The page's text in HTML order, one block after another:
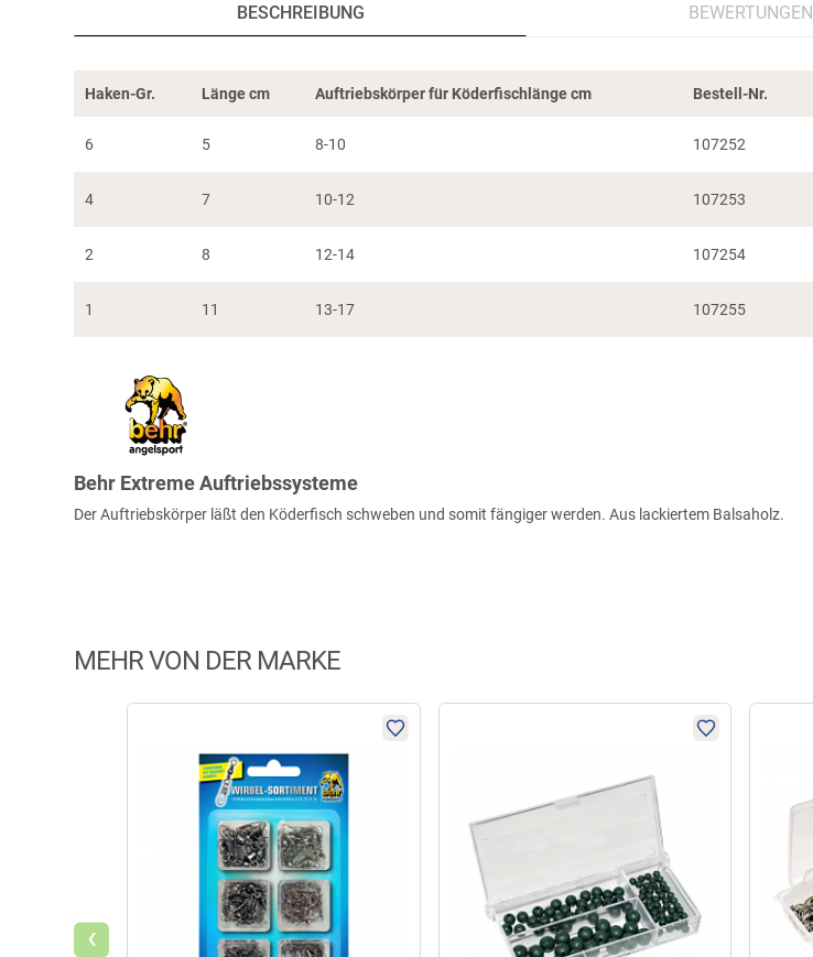
BESCHREIBUNG BEWERTUNGEN
Haken-Gr. Länge cm Auftriebskörper für Köderfischlänge cm Bestell-Nr.
6 5 8-10 107252
4 7 10-12 107253
2 8 12-14 107254
1 11 13-17 107255
Behr Extreme Auftriebssysteme
Der Auftriebskörper läßt den Köderfisch schweben und somit fängiger werden. Aus lackiertem Balsaholz.
MEHR VON DER MARKE
‹